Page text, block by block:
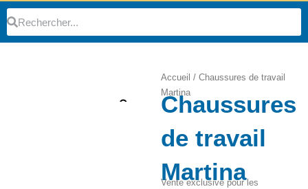
Rechercher
Rechercher
Zoom
Accueil / Chaussures de travail
Martina
Chaussures
de travail
Martina
Vente exclusive pour les